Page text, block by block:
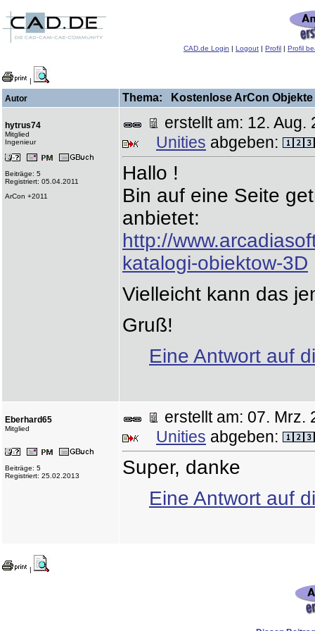
CAD.de Login | Logout | Profil | Profil
|
Autor Thema: Kostenlose ArCon Objekte
hytrus74
Mitglied
Ingenieur
Beiträge: 5
Registriert: 05.04.2011
ArCon +2011
erstellt am: 12.
Unities abgeben:
Hallo !
Bin auf eine Seite
anbietet:
http://
katalogi-obiektow-3D
Vielleicht kann das
Gruß!
Eine Antwort auf
Eberhard65
Mitglied
Beiträge: 5
Registriert: 25.02.2013
erstellt am: 07.
Unities abgeben:
Super, danke
Eine Antwort auf
|